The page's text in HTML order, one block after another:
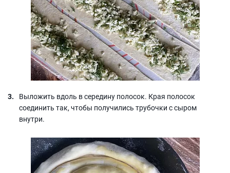
Выложить вдоль в середину полосок. Края полосок
соединить так, чтобы получились трубочки с сыром
внутри.